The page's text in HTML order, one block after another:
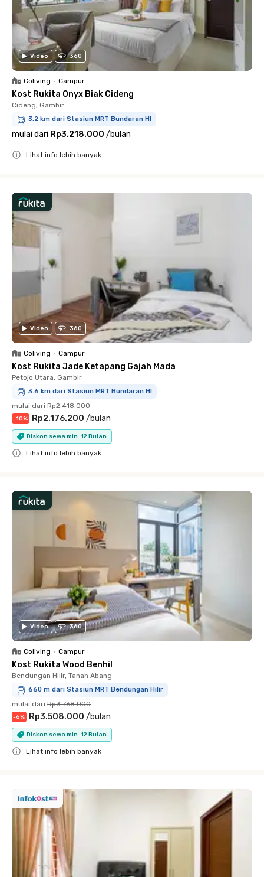
Video 360
Coliving • Campur
Kost Rukita Onyx Biak Cideng
Cideng, Gambir
3.2 km dari Stasiun MRT Bundaran HI
mulai dari Rp3.218.000 /bulan
Lihat info lebih banyak
Video 360
Coliving • Campur
Kost Rukita Jade Ketapang Gajah Mada
Petojo Utara, Gambir
3.6 km dari Stasiun MRT Bundaran HI
mulai dari Rp2.418.000
-10% Rp2.176.200 /bulan
Diskon sewa min. 12 Bulan
Lihat info lebih banyak
Video 360
Coliving • Campur
Kost Rukita Wood Benhil
Bendungan Hilir, Tanah Abang
660 m dari Stasiun MRT Bendungan Hilir
mulai dari Rp3.768.000
-6% Rp3.508.000 /bulan
Diskon sewa min. 12 Bulan
Lihat info lebih banyak